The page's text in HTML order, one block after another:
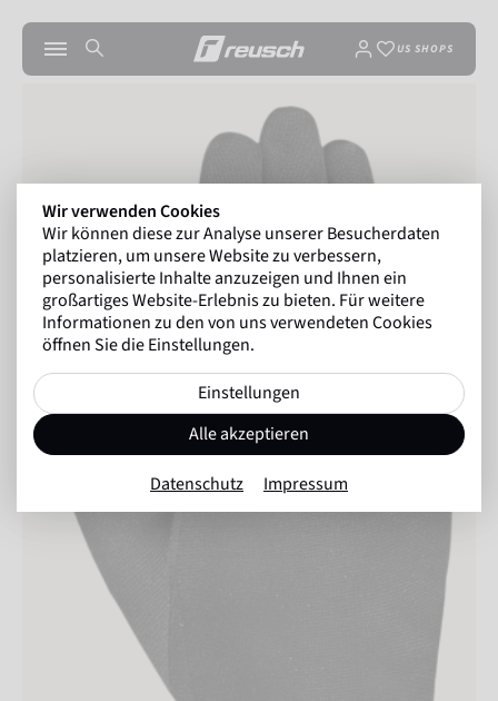
US SHOPS
Wir verwenden Cookies
Wir können diese zur Analyse unserer Besucherdaten
platzieren, um unsere Website zu verbessern,
personalisierte Inhalte anzuzeigen und Ihnen ein
großartiges Website-Erlebnis zu bieten. Für weitere
Informationen zu den von uns verwendeten Cookies
öffnen Sie die Einstellungen.
Einstellungen
Alle akzeptieren
Datenschutz Impressum